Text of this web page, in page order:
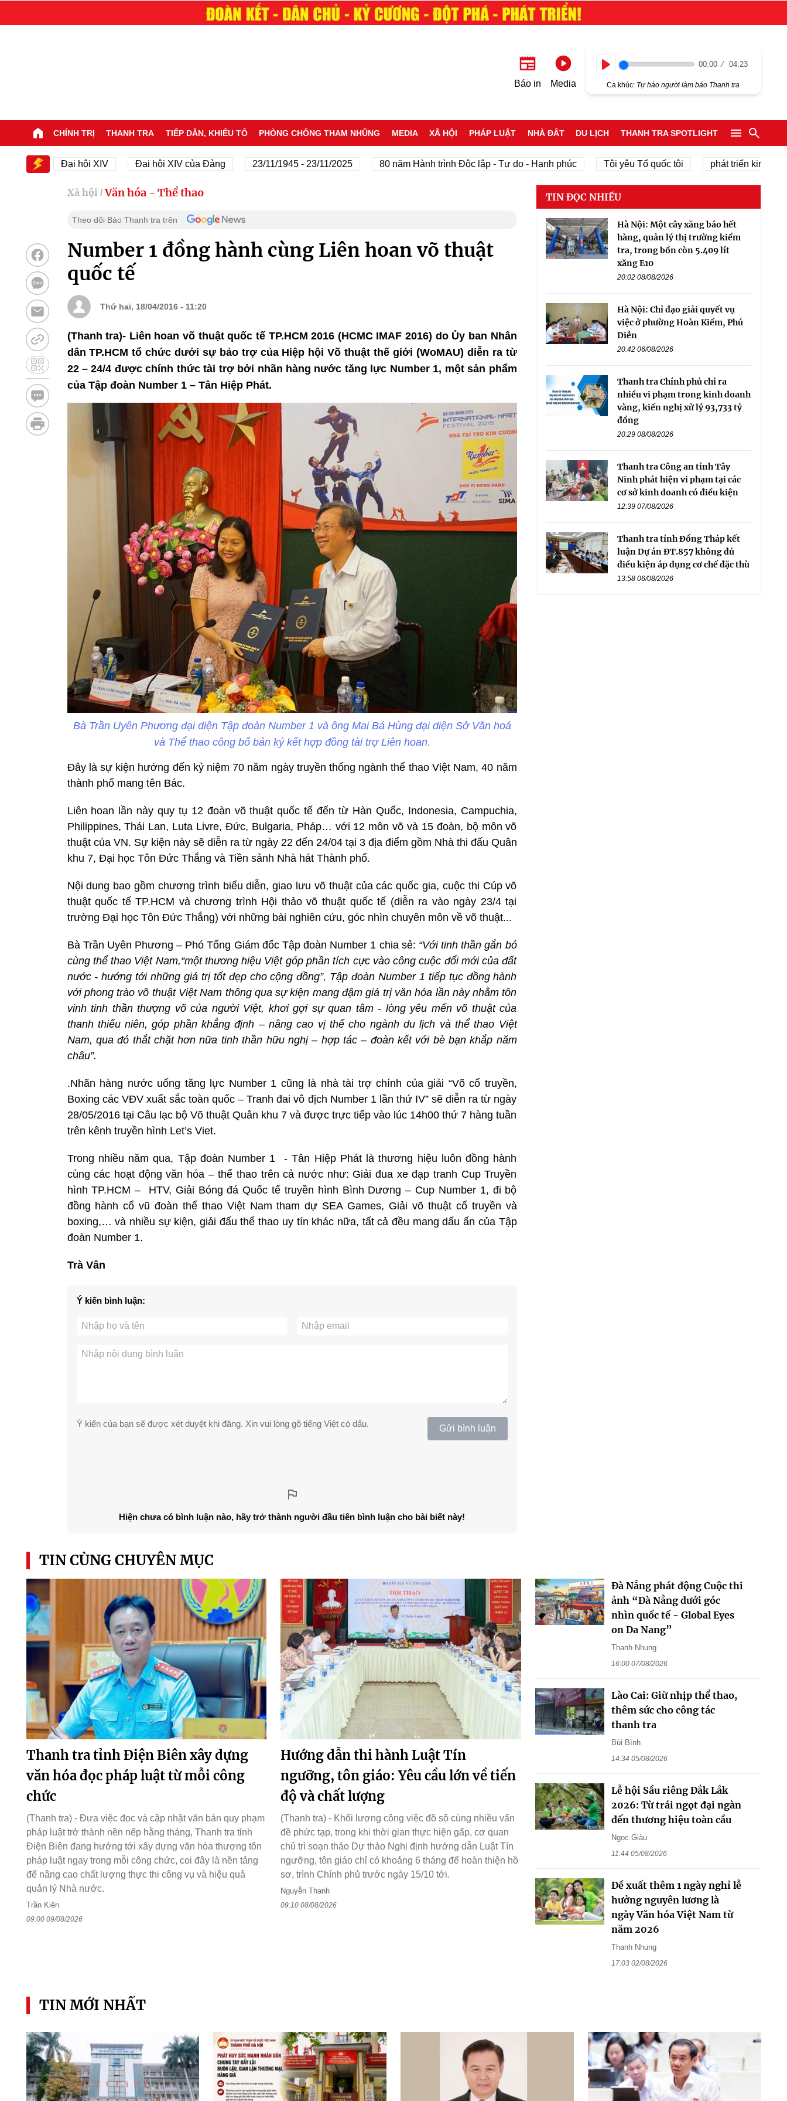
Báo in Media
00:00 04:23
Ca khúc: Tự hào người làm báo Thanh tra
CHÍNH TRỊ THANH TRA TIẾP DÂN, KHIẾU TỐ PHÒNG CHỐNG THAM NHŨNG MEDIA XÃ HỘI PHÁP LUẬT NHÀ ĐẤT DU LỊCH THANH TRA SPOTLIGHT
Đại hội XIV Đại hội XIV của Đảng 23/11/1945 - 23/11/2025 80 năm Hành trình Độc lập - Tự do - Hạnh phúc Tôi yêu Tổ quốc tôi phát triển kinh tế tư nhân
Xã hội / Văn hóa - Thể thao
Theo dõi Báo Thanh tra trên
Number 1 đồng hành cùng Liên hoan võ thuật
quốc tế
Thứ hai, 18/04/2016 - 11:20
(Thanh tra)- Liên hoan võ thuật quốc tế TP.HCM 2016 (HCMC IMAF 2016) do Ủy ban Nhân
dân TP.HCM tổ chức dưới sự bảo trợ của Hiệp hội Võ thuật thế giới (WoMAU) diễn ra từ
22 – 24/4 được chính thức tài trợ bởi nhãn hàng nước tăng lực Number 1, một sản phẩm
của Tập đoàn Number 1 – Tân Hiệp Phát.
Bà Trần Uyên Phương đại diện Tập đoàn Number 1 và ông Mai Bá Hùng đại diện Sở Văn hoá
và Thể thao công bố bản ký kết hợp đồng tài trợ Liên hoan.
Đây là sự kiện hướng đến kỷ niệm 70 năm ngày truyền thống ngành thể thao Việt Nam, 40 năm
thành phố mang tên Bác.
Liên hoan lần này quy tụ 12 đoàn võ thuật quốc tế đến từ Hàn Quốc, Indonesia, Campuchia,
Philippines, Thái Lan, Luta Livre, Đức, Bulgaria, Pháp… với 12 môn võ và 15 đoàn, bộ môn võ
thuật của VN. Sự kiện này sẽ diễn ra từ ngày 22 đến 24/04 tại 3 địa điểm gồm Nhà thi đấu Quân
khu 7, Đại học Tôn Đức Thắng và Tiền sảnh Nhà hát Thành phố.
Nội dung bao gồm chương trình biểu diễn, giao lưu võ thuật của các quốc gia, cuộc thi Cúp võ
thuật quốc tế TP.HCM và chương trình Hội thảo võ thuật quốc tế (diễn ra vào ngày 23/4 tại
trường Đại học Tôn Đức Thắng) với những bài nghiên cứu, góc nhìn chuyên môn về võ thuật...
Bà Trần Uyên Phương – Phó Tổng Giám đốc Tập đoàn Number 1 chia sẻ: “Với tinh thần gắn bó
cùng thể thao Việt Nam,“một thương hiệu Việt góp phần tích cực vào công cuộc đổi mới của đất
nước - hướng tới những giá trị tốt đẹp cho cộng đồng”, Tập đoàn Number 1 tiếp tục đồng hành
với phong trào võ thuật Việt Nam thông qua sự kiện mang đậm giá trị văn hóa lần này nhằm tôn
vinh tinh thần thượng võ của người Việt, khơi gợi sự quan tâm - lòng yêu mến võ thuật của
thanh thiếu niên, góp phần khẳng định –nâng cao vị thế cho ngành du lịch và thể thao Việt
Nam, qua đó thắt chặt hơn nữa tinh thần hữu nghị– hợp tác– đoàn kết với bè bạn khắp năm
châu”.
.Nhãn hàng nước uống tăng lực Number 1 cũng là nhà tài trợ chính của giải “Võ cổ truyền,
Boxing các VĐV xuất sắc toàn quốc – Tranh đai vô địch Number 1 lần thứ IV” sẽ diễn ra từ ngày
28/05/2016 tại Câu lạc bộ Võ thuật Quân khu 7 và được trực tiếp vào lúc 14h00 thứ 7 hàng tuần
trên kênh truyền hình Let’s Viet.
Trong nhiều năm qua, Tập đoàn Number 1 - Tân Hiệp Phát là thương hiệu luôn đồng hành
cùng các hoạt động văn hóa – thể thao trên cả nước như: Giải đua xe đạp tranh Cup Truyền
hình TP.HCM – HTV, Giải Bóng đá Quốc tế truyền hình Bình Dương – Cup Number 1, đi bộ
đồng hành cổ vũ đoàn thể thao Việt Nam tham dự SEA Games, Giải võ thuật cổ truyền và
boxing,… và nhiều sự kiện, giải đấu thể thao uy tín khác nữa, tất cả đều mang dấu ấn của Tập
đoàn Number 1.
Trà Vân
Ý kiến bình luận:
Ý kiến của bạn sẽ được xét duyệt khi đăng. Xin vui lòng gõ tiếng Việt có dấu. Gửi bình luận
Hiện chưa có bình luận nào, hãy trở thành người đầu tiên bình luận cho bài biết này!
TIN ĐỌC NHIỀU
Hà Nội: Một cây xăng báo hết
hàng, quản lý thị trường kiểm
tra, trong bồn còn 5.409 lít
xăng E10
20:02 08/08/2026
Hà Nội: Chỉ đạo giải quyết vụ
việc ở phường Hoàn Kiếm, Phú
Diễn
20:42 06/08/2026
Thanh tra Chính phủ chỉ ra
nhiều vi phạm trong kinh doanh
vàng, kiến nghị xử lý 93,733 tỷ
đồng
20:29 08/08/2026
Thanh tra Công an tỉnh Tây
Ninh phát hiện vi phạm tại các
cơ sở kinh doanh có điều kiện
12:39 07/08/2026
Thanh tra tỉnh Đồng Tháp kết
luận Dự án ĐT.857 không đủ
điều kiện áp dụng cơ chế đặc thù
13:58 06/08/2026
TIN CÙNG CHUYÊN MỤC
Thanh tra tỉnh Điện Biên xây dựng
văn hóa đọc pháp luật từ mỗi công
chức
(Thanh tra) - Đưa việc đọc và cập nhật văn bản quy phạm
pháp luật trở thành nền nếp hằng tháng, Thanh tra tỉnh
Điện Biên đang hướng tới xây dựng văn hóa thượng tôn
pháp luật ngay trong mỗi công chức, coi đây là nền tảng
để nâng cao chất lượng thực thi công vụ và hiệu quả
quản lý Nhà nước.
Trần Kiên
09:00 09/08/2026
Hướng dẫn thi hành Luật Tín
ngưỡng, tôn giáo: Yêu cầu lớn về tiến
độ và chất lượng
(Thanh tra) - Khối lượng công việc đồ sộ cùng nhiều vấn
đề phức tạp, trong khi thời gian thực hiện gấp, cơ quan
chủ trì soạn thảo Dự thảo Nghị định hướng dẫn Luật Tín
ngưỡng, tôn giáo chỉ có khoảng 6 tháng để hoàn thiện hồ
sơ, trình Chính phủ trước ngày 15/10 tới.
Nguyễn Thanh
09:10 08/08/2026
Đà Nẵng phát động Cuộc thi
ảnh “Đà Nẵng dưới góc
nhìn quốc tế - Global Eyes
on Da Nang”
Thanh Nhung
16:00 07/08/2026
Lào Cai: Giữ nhịp thể thao,
thêm sức cho công tác
thanh tra
Bùi Bình
14:34 05/08/2026
Lễ hội Sầu riêng Đắk Lắk
2026: Từ trái ngọt đại ngàn
đến thương hiệu toàn cầu
Ngọc Giàu
11:44 05/08/2026
Đề xuất thêm 1 ngày nghỉ lễ
hưởng nguyên lương là
ngày Văn hóa Việt Nam từ
năm 2026
Thanh Nhung
17:03 02/08/2026
TIN MỚI NHẤT